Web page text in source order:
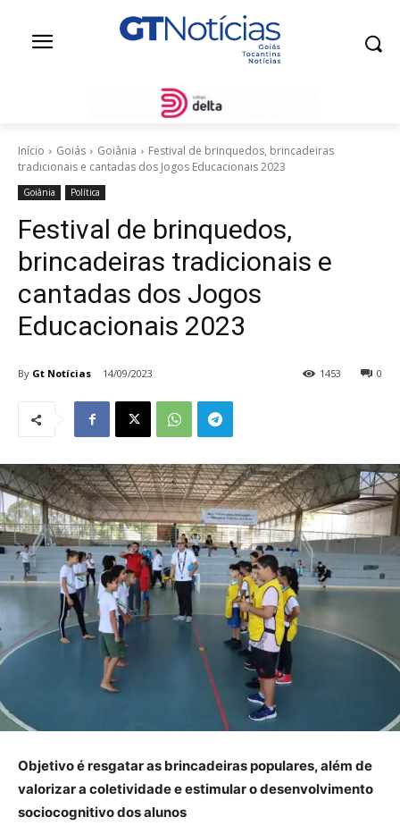
Início Goiás Goiânia
Festival de brinquedos, brincadeiras
tradicionais e cantadas dos Jogos Educacionais 2023
Goiânia Política
Festival de brinquedos,
brincadeiras tradicionais e
cantadas dos Jogos
Educacionais 2023
By Gt Notícias 14/09/2023 0
1453
Objetivo é resgatar as brincadeiras populares, além de
valorizar a coletividade e estimular o desenvolvimento
sociocognitivo dos alunos